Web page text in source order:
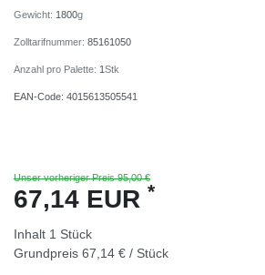
Gewicht: 1800g
Zolltarifnummer: 85161050
Anzahl pro Palette: 1Stk
EAN-Code: 4015613505541
Unser vorheriger Preis 95,00 €
67,14 EUR *
Inhalt 1 Stück
Grundpreis 67,14 € / Stück